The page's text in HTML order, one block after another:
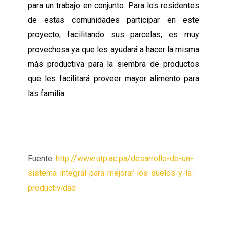
para un trabajo en conjunto. Para los residentes
de estas comunidades participar en este
proyecto, facilitando sus parcelas, es muy
provechosa ya que les ayudará a hacer la misma
más productiva para la siembra de productos
que les facilitará proveer mayor alimento para
las familia.
Fuente: http://www.utp.ac.pa/desarrollo-de-un-
sistema-integral-para-mejorar-los-suelos-y-la-
productividad